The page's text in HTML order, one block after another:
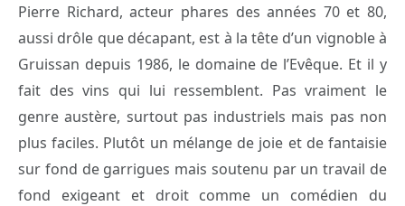
Pierre Richard, acteur phares des années 70 et 80,
aussi drôle que décapant, est à la tête d’un vignoble à
Gruissan depuis 1986, le domaine de l’Evêque. Et il y
fait des vins qui lui ressemblent. Pas vraiment le
genre austère, surtout pas industriels mais pas non
plus faciles. Plutôt un mélange de joie et de fantaisie
sur fond de garrigues mais soutenu par un travail de
fond exigeant et droit comme un comédien du